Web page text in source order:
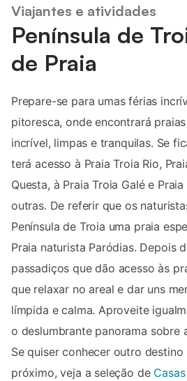
Viajantes e atividades
Península de
de Praia
Prepare-se para umas férias
pitoresca, onde encontrará
incrível, limpas e tranquilas. Se
terá acesso à Praia Troia Rio,
Questa, à Praia Troia Galé e
outras. De referir que os
Península de Troia uma praia
Praia naturista Paródias. Depois
passadiços que dão acesso às
que relaxar no areal e dar uns
límpida e calma. Aproveite
o deslumbrante panorama sobre
Se quiser conhecer outro
próximo, veja a seleção de